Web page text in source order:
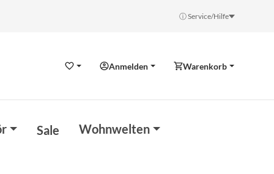
ⓘ Service/Hilfe
WunschzettelAnmelden Warenkorb
Sale Wohnwelten